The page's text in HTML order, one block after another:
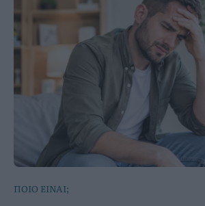
ΠΟΙΟ ΕΙΝΑΙ;